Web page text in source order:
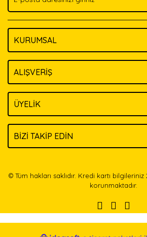
KURUMSAL
ALIŞVERİŞ
ÜYELİK
BİZİ TAKİP EDİN
© Tüm hakları saklıdır. Kredi kartı bilgileriniz
korunmaktadır.